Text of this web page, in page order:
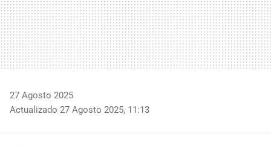
27 Agosto 2025
Actualizado 27 Agosto 2025, 11:13